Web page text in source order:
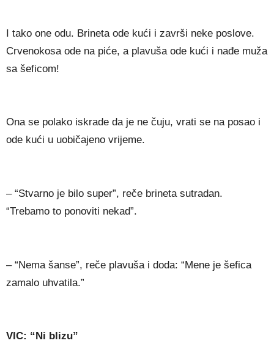
I tako one odu. Brineta ode kući i završi neke poslove.
Crvenokosa ode na piće, a plavuša ode kući i nađe muža
sa šeficom!
Ona se polako iskrade da je ne čuju, vrati se na posao i
ode kući u uobičajeno vrijeme.
– “Stvarno je bilo super”, reče brineta sutradan.
“Trebamo to ponoviti nekad”.
– “Nema šanse”, reče plavuša i doda: “Mene je šefica
zamalo uhvatila.”
VIC: “Ni blizu”